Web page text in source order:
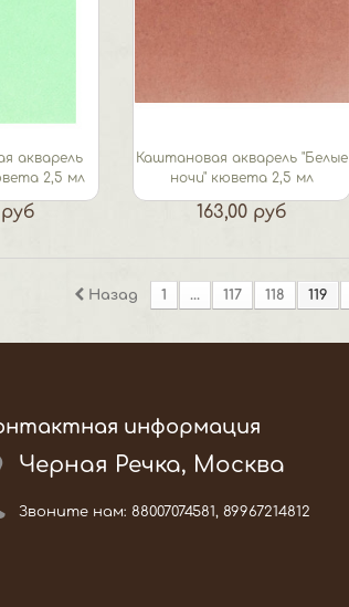
акварель
2,5 мл
руб
Каштановая акварель "Белые
ночи" кювета 2,5 мл
163,00 руб
Назад 1 ... 117 118 119
информация
Черная Речка, Москва
Звоните нам: 88007074581, 89967214812